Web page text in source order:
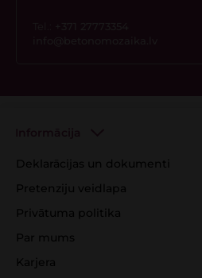
Deklarācijas un dokumenti
Pretenziju veidlapa
Privātuma politika
Par mums
Karjera